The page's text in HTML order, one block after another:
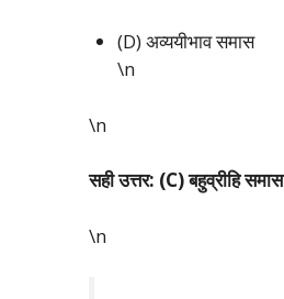
(D) अव्ययीभाव समास
\n
\n
सही उत्तर: (C) बहुव्रीहि समास
\n